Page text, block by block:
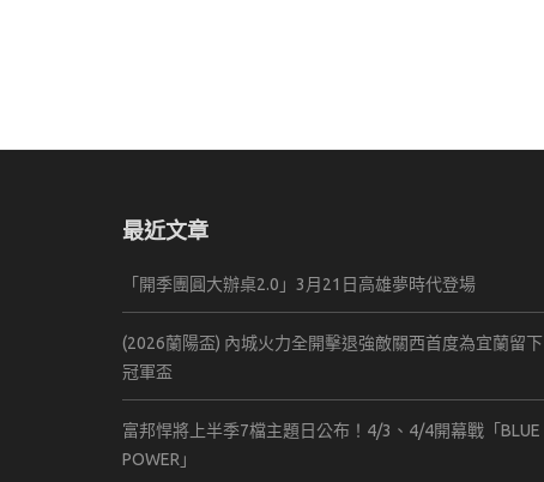
最近文章
「開季團圓大辦桌2.0」3月21日高雄夢時代登場
(2026蘭陽盃) 內城火力全開擊退強敵關西首度為宜蘭留下
冠軍盃
富邦悍將上半季7檔主題日公布！4/3、4/4開幕戰「BLUE
POWER」